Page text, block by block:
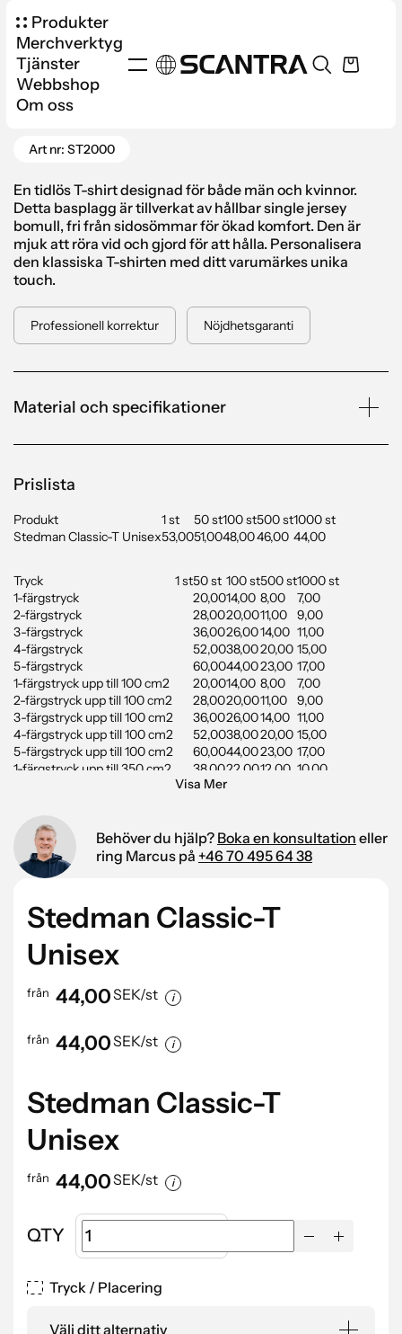
Produkter
Merchverktyg
Tjänster
Webbshop
Om oss
Gå tillbaka
Art nr: ST2000
En tidlös T-shirt designad för både män och kvinnor.
Detta basplagg är tillverkat av hållbar single jersey
bomull, fri från sidosömmar för ökad komfort. Den är
mjuk att röra vid och gjord för att hålla. Personalisera
den klassiska T-shirten med ditt varumärkes unika
touch.
Professionell korrektur Nöjdhetsgaranti
Material och specifikationer
Prislista
Produkt 1 st 50 st100 st500 st1000 st
Stedman Classic-T Unisex53,0051,0048,0046,00 44,00
Tryck 1 st50 st 100 st500 st1000 st
1-färgstryck
20,0014,00 8,00
7,00
2-färgstryck
28,0020,0011,00
9,00
3-färgstryck
36,0026,0014,00 11,00
4-färgstryck
52,0038,0020,00 15,00
5-färgstryck
60,0044,0023,00 17,00
1-färgstryck upp till 100 cm2
20,0014,00 8,00
7,00
2-färgstryck upp till 100 cm2
28,0020,0011,00
9,00
3-färgstryck upp till 100 cm2
36,0026,0014,00 11,00
4-färgstryck upp till 100 cm2
52,0038,0020,00 15,00
5-färgstryck upp till 100 cm2
60,0044,0023,00 17,00
1-färgstryck upp till 350 cm2
38,0022,0012,00 10,00
46,0028,00
4-färgstryck upp till 350 cm2
5-färgstryck upp till 350 cm2
78,0052,0027,00 20,00
Digitaltryck upp till 100 cm2
16,00 15,00 12,00 11,00
Digitaltryck upp till 200 cm2
Digitaltryck upp till 500 cm2
27,00 23,00
Startkostnad: 595 SEK
Visa Mer
Behöver du hjälp? Boka en konsultation eller
ring Marcus på +46 70 495 64 38
Stedman Classic-T
Unisex
från 44,00SEK/st
från 44,00SEK/st
Stedman Classic-T
Unisex
från 44,00SEK/st
QTY
Tryck / Placering
Välj ditt alternativ